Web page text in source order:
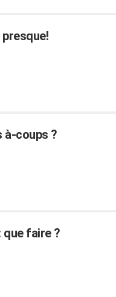
à-coups ?
faire ?